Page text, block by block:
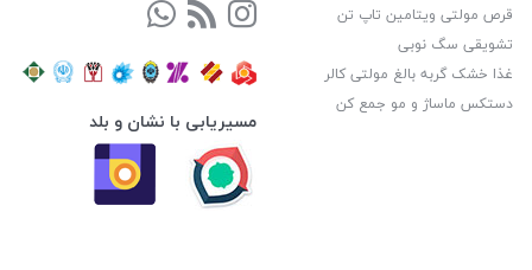
قرص مولتی ویتامین تاپ تن
تشویقی سگ نوبی
غذا خشک گربه بالغ مولتی کالر
دستکس ماساژ و مو جمع کن
مسیریابی با نشان و بلد